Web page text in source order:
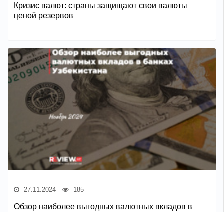
Кризис валют: страны защищают свои валюты
ценой резервов
27.11.2024 185
Обзор наиболее выгодных валютных вкладов в